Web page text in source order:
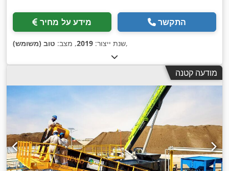
מידע על מחיר התקשר
שנת ייצור: 2019, מצב: טוב (משומש) ,
מודעה קטנה